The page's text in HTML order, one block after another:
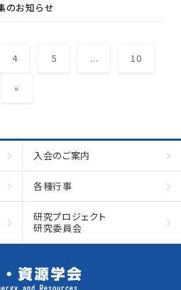
のお知らせ
4 5 ... 10
»
入会のご案内
各種行事
研究プロジェクト
研究委員会